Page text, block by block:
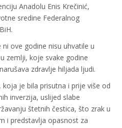
Anadolu Enis Krečinić,
sredine Federalnog
ove godine nisu uhvatile u
zemlji, koje svake godine
zdravlje hiljada ljudi.
je bila prisutna i prije više od
inverzija, uslijed slabe
štetnih čestica, što zrak u
i predstavlja opasnost za